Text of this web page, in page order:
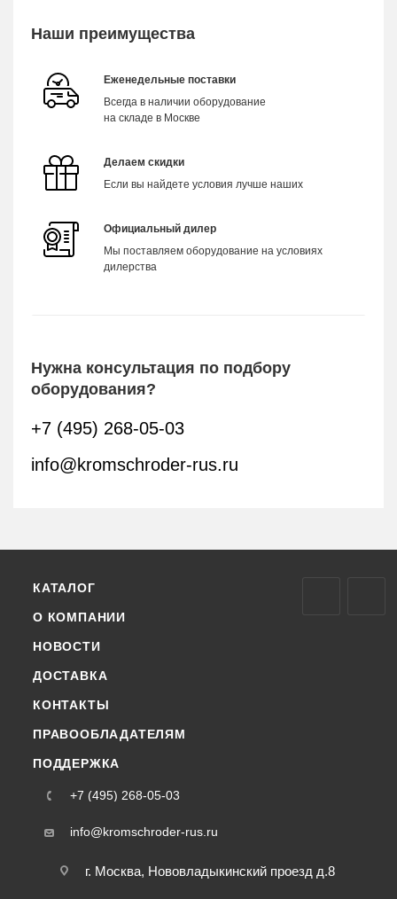
Наши преимущества
Еженедельные поставки
Всегда в наличии оборудование
на складе в Москве
Делаем скидки
Если вы найдете условия лучше наших
Официальный дилер
Мы поставляем оборудование на условиях
дилерства
Нужна консультация по подбору
оборудования?
+7 (495) 268-05-03
info@kromschroder-rus.ru
КАТАЛОГ
О КОМПАНИИ
НОВОСТИ
ДОСТАВКА
КОНТАКТЫ
ПРАВООБЛАДАТЕЛЯМ
ПОДДЕРЖКА
+7 (495) 268-05-03
info@kromschroder-rus.ru
г. Москва, Нововладыкинский проезд д.8